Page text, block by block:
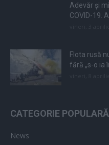
Adevăr și
COVID-19.
Flota rusă
fără „s-o ia
CATEGORIE POPULARĂ
News